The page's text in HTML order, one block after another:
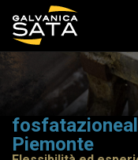
Piemonte